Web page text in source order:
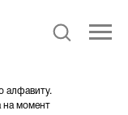
алфавиту.
на момент